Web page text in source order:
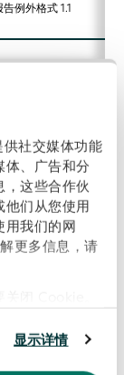
社交媒体功能
体、广告和分
，这些合作伙
他们从您使用
用我们的网
更多信息，请
显示详情
告例外格式 1.1
CDF) 格
(LEI-CDF)
件 (RR-